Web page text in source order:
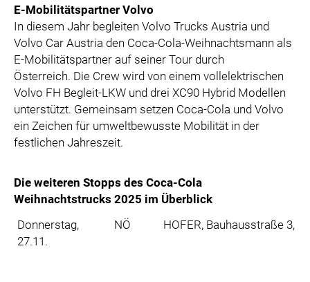
E-Mobilitätspartner Volvo
In diesem Jahr begleiten Volvo Trucks Austria und
Volvo Car Austria den Coca-Cola-Weihnachtsmann als
E-Mobilitätspartner auf seiner Tour durch
Österreich. Die Crew wird von einem vollelektrischen
Volvo FH Begleit-LKW und drei XC90 Hybrid Modellen
unterstützt. Gemeinsam setzen Coca-Cola und Volvo
ein Zeichen für umweltbewusste Mobilität in der
festlichen Jahreszeit.
Die weiteren Stopps des Coca-Cola
Weihnachtstrucks 2025 im Überblick
Donnerstag,
27.11.
NÖ HOFER, Bauhausstraße 3,